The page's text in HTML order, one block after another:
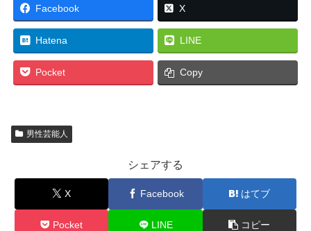
Facebook X
Hatena LINE
Pocket Copy
男性芸能人
シェアする
X Facebook はてブ
Pocket LINE コピー